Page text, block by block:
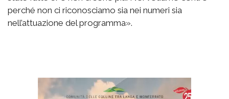
perché non ci riconosciamo sia nei numeri sia
nell’attuazione del programma».